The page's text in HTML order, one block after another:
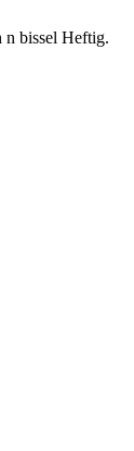
n bissel Heftig.